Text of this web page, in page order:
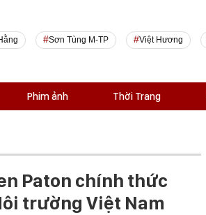
Sơn Tùng M-TP Việt Hương
Phim ảnh Thời Trang
Paton chính thức
trường Việt Nam